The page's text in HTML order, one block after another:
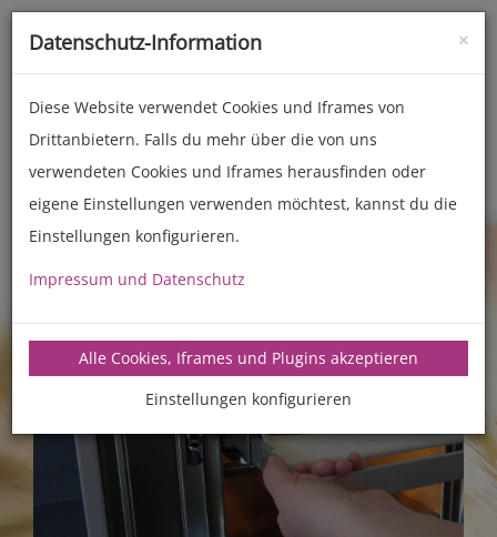
Toggle
Previous Next
×
Datenschutz-Information
Diese Website verwendet Cookies und Iframes von
Drittanbietern. Falls du mehr über die von uns
verwendeten Cookies und Iframes herausfinden oder
eigene Einstellungen verwenden möchtest, kannst du die
Einstellungen konfigurieren.
Impressum und Datenschutz
Alle Cookies, Iframes und Plugins akzeptieren
Einstellungen konfigurieren